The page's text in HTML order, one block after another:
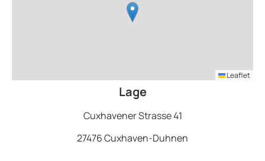
Leaflet
Lage
Cuxhavener Strasse 41
27476 Cuxhaven-Duhnen